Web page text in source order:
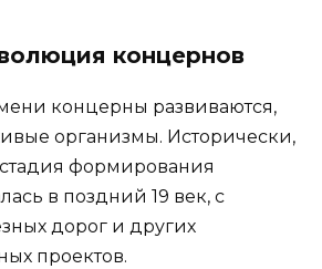
концернов
концерны развиваются,
организмы. Исторически,
формирования
в поздний 19 век, с
дорог и других
проектов.